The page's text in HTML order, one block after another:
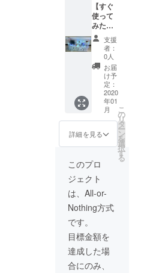
【すぐ
使って
みたい
人向
け】 す
ぐに遊
べる完
成品を
お届け
しま
す！
支援
者：
0人
お届
け予
定：
2020
年01
月
詳細を見る
こ
の
リ
タ
ー
ン
を
選
択
す
る
このプロ
ジェクト
は、All-or-
Nothing方式
です。
目標金額を
達成した場
合にのみ、